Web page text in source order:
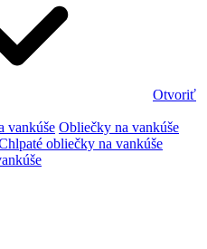
Otvoriť
vankúše Obliečky na vankúše
obliečky na vankúše